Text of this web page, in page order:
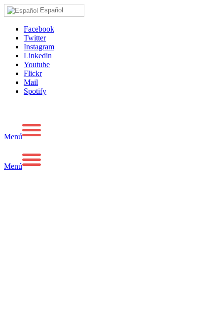
Español
Facebook
Twitter
Instagram
Linkedin
Youtube
Flickr
Mail
Spotify
Menú
Menú